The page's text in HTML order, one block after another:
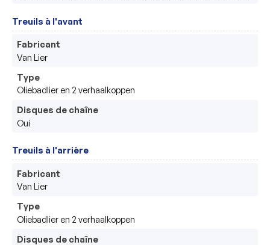
Treuils à l'avant
Fabricant
Van Lier
Type
Oliebadlier en 2 verhaalkoppen
Disques de chaîne
Oui
Treuils à l'arrière
Fabricant
Van Lier
Type
Oliebadlier en 2 verhaalkoppen
Disques de chaîne